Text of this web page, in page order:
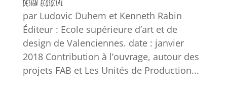
DESIGN ECOSOCIAL
par Ludovic Duhem et Kenneth Rabin
Éditeur : Ecole supérieure d’art et de
design de Valenciennes. date : janvier
2018 Contribution à l’ouvrage, autour des
projets FAB et Les Unités de Production...